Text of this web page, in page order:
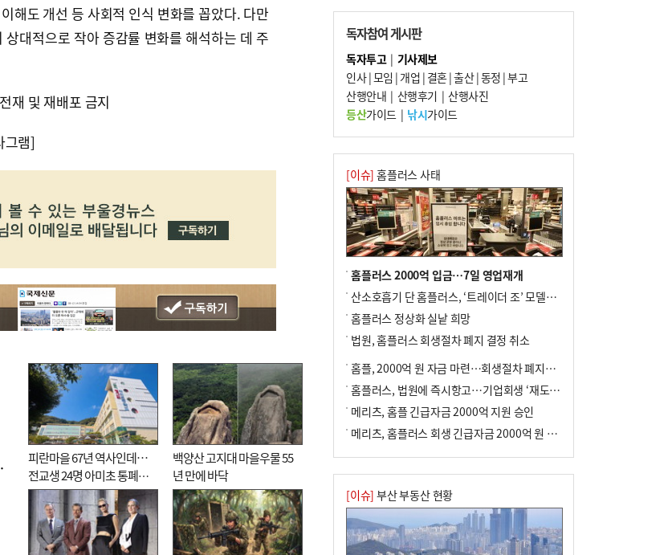
해도 개선 등 사회적 인식 변화를 꼽았다. 다만
대적으로 작아 증감률 변화를 해석하는 데 주
및 재배포 금지
그램]
지 늘린다
피란마을 67년 역사인데…
전교생 24명 아미초 통폐합
기로
백양산 고지대 마을우물 55
년 만에 바닥
군사기밀 유출자 색출 지시
7
부산 주유소 휘발유 평균가 ℓ당 1849원…
전주보다 3원 ↓
8
[속보] ‘심판 성접대’ 논란 축구협회 공식 사
과…“현재는 부적절 행위 없어”
10 "올해 코스피 사이드카 43회 중 25회는 삼
전닉스 ETF 이후 발생"
독자참여 게시판
독자투고| 기사제보
인사|모임 | 개업 | 결혼|출산|동정 |부고
산행안내 | 산행후기 | 산행사진
등산가이드| 낚시가이드
[이슈] 홈플러스 사태
홈플러스 2000억 입금…7일 영업재개
산소호흡기 단 홈플러스, ‘트레이더 조’ 모델로 살아날까
홈플러스 정상화 실낱 희망
법원, 홈플러스 회생절차 폐지 결정 취소
홈플, 2000억 원 자금 마련…회생절차 폐지에 즉시항고(종합)
홈플러스, 법원에 즉시항고…기업회생 ‘재도전’
메리츠, 홈플 긴급자금 2000억 지원 승인
메리츠, 홈플러스 회생 긴급자금 2000억 원 지원 승인
[이슈] 부산 부동산 현황